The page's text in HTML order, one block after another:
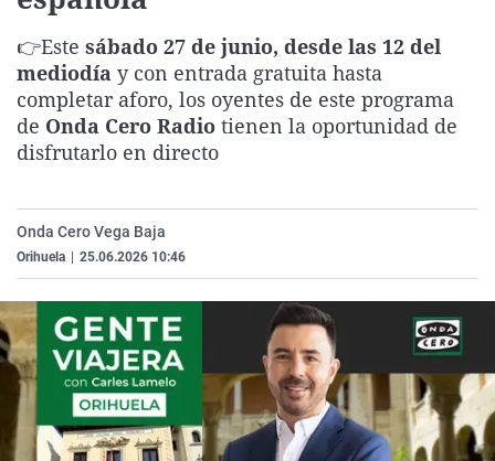
Gente viajera
Como el perro y el
Retornados
Equipo de
Operación Viuda
Galicia
La Rioja
Navarra
Televisión
Elecciones
👉Este sábado 27 de junio, desde las 12 del
mediodía y con entrada gratuita hasta
completar aforo, los oyentes de este programa
de Onda Cero Radio tienen la oportunidad de
disfrutarlo en directo
Onda Cero Vega Baja
Orihuela 25.06.2026 10:46